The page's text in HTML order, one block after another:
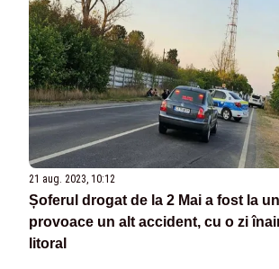
21 aug. 2023, 10:12
Șoferul drogat de la 2 Mai a fost la
provoace un alt accident, cu o zi
litoral